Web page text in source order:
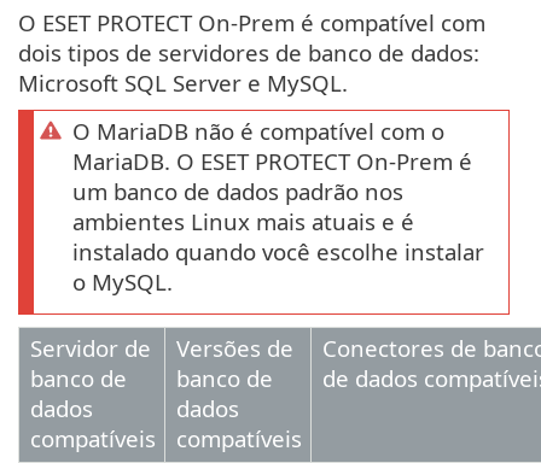
O ESET PROTECT On-Prem é compatível com
dois tipos de servidores de banco de dados:
Microsoft SQL Server e MySQL.
O MariaDB não é compatível com o
MariaDB. O ESET PROTECT On-Prem é
um banco de dados padrão nos
ambientes Linux mais atuais e é
instalado quando você escolhe instalar
o MySQL.
Servidor de
banco de
dados
compatíveis
Versões de
banco de
dados
compatíveis
Conectores de
de dados